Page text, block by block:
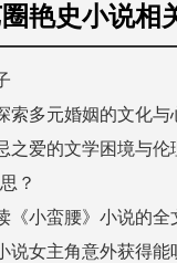
艳史小说相
索多元婚姻的文化与
之爱的文学困境与伦
？
《小蛮腰》小说的全
说女主角意外获得能